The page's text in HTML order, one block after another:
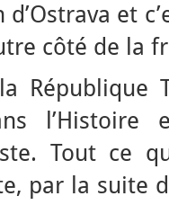
et
côté de la
République
l’Histoire
Tout ce
par la suite